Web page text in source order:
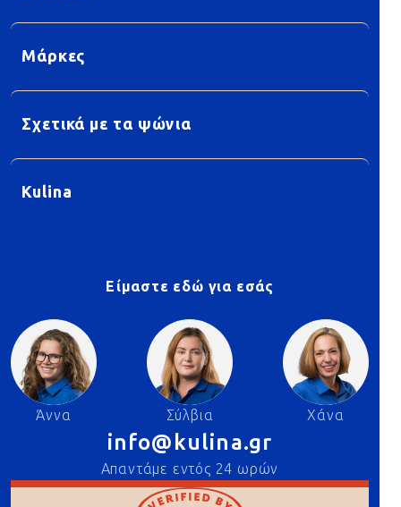
Μάρκες
Σχετικά με τα ψώνια
Kulina
Είμαστε εδώ για εσάς
Άννα Σύλβια Χάνα
info@kulina.gr
Απαντάμε εντός 24 ωρών